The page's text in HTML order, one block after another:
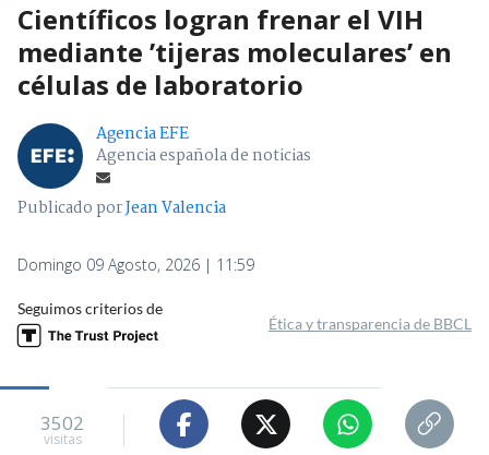
Científicos logran frenar el VIH
mediante ’tijeras moleculares’ en
células de laboratorio
Agencia EFE
Agencia española de noticias
Publicado porJean Valencia
Domingo 09 Agosto, 2026 | 11:59
Seguimos criterios de
Ética y transparencia de BBCL
3502
visitas